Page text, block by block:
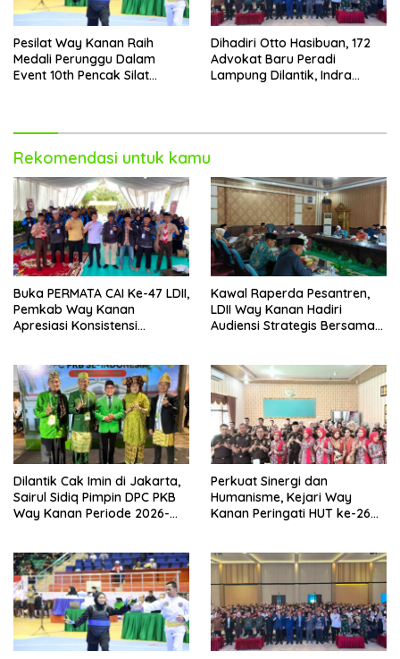
Pesilat Way Kanan Raih
Medali Perunggu Dalam
Event 10th Pencak Silat
Dihadiri Otto Hasibuan, 172
Advokat Baru Peradi
Lampung Dilantik, Indra
Rekomendasi untuk kamu
Buka PERMATA CAI Ke-47 LDII,
Pemkab Way Kanan
Apresiasi Konsistensi
Kawal Raperda Pesantren,
LDII Way Kanan Hadiri
Audiensi Strategis Bersama
Dilantik Cak Imin di Jakarta,
Sairul Sidiq Pimpin DPC PKB
Way Kanan Periode 2026-
Perkuat Sinergi dan
Humanisme, Kejari Way
Kanan Peringati HUT ke-26